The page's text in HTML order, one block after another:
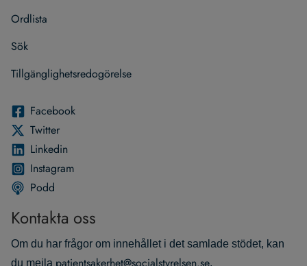
Ord­lista
Sök
Till­gäng­lig­hets­re­do­gö­relse
Face­book
Twit­ter
Lin­ke­din
Instagram
Podd
Kontakta oss
Om du har frågor om innehållet i det samlade stödet, kan
du mejla
.